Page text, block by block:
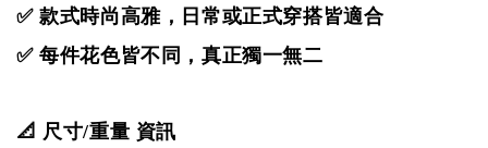
✅ 款式時尚高雅，日常或正式穿搭皆適合
✅ 每件花色皆不同，真正獨一無二
📐 尺寸/重量 資訊